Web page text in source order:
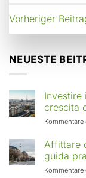
Vorheriger
NEUESTE
Investire
crescita
Kommentare
Affittare
guida
Kommentare